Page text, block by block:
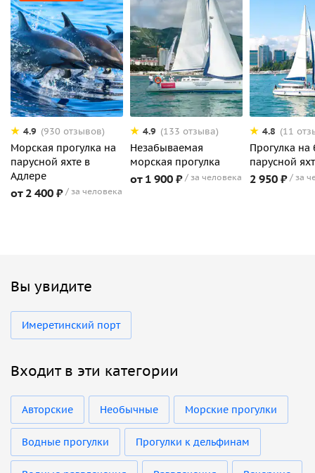
4.9 (930 отзывов)
Морская прогулка на
парусной яхте в
Адлере
от 2 400 ₽ за человека
4.9 (133 отзыва)
Незабываемая
морская прогулка
от 1 900 ₽ за человека
4.8 (11
Прогулка
парусной
2 950 ₽ за
Вы увидите
Имеретинский порт
Входит в эти категории
Авторские Необычные Морские прогулки
Водные прогулки Прогулки к дельфинам